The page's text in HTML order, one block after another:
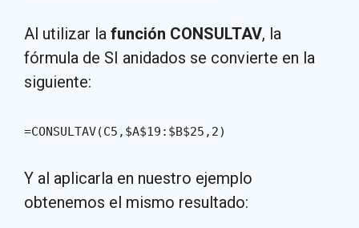
Al utilizar la función CONSULTAV, la
fórmula de SI anidados se convierte en la
siguiente:
=CONSULTAV(C5,$A$19:$B$25,2)
Y al aplicarla en nuestro ejemplo
obtenemos el mismo resultado: